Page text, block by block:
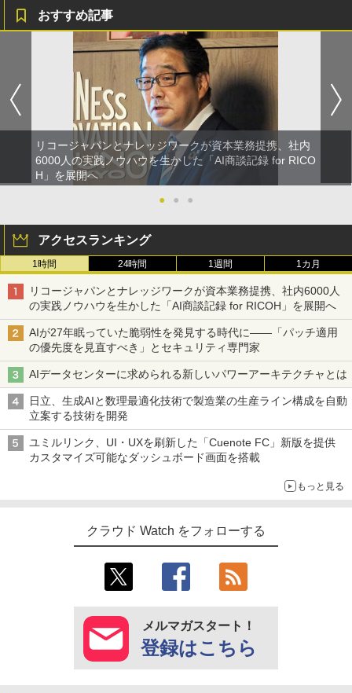
おすすめ記事
リコージャパンとナレッジワークが資本業務提携、社内
6000人の実践ノウハウを生かした「AI商談記録 for RICO
H」を展開へ
●
● ●
アクセスランキング
1時間 24時間 1週間 1カ月
リコージャパンとナレッジワークが資本業務提携、社内6000人
の実践ノウハウを生かした「AI商談記録 for RICOH」を展開へ
AIが27年眠っていた脆弱性を発見する時代に――「パッチ適用
の優先度を見直すべき」とセキュリティ専門家
AIデータセンターに求められる新しいパワーアーキテクチャとは
日立、生成AIと数理最適化技術で製造業の生産ライン構成を自動
立案する技術を開発
ユミルリンク、UI・UXを刷新した「Cuenote FC」新版を提供
カスタマイズ可能なダッシュボード画面を搭載
もっと見る
クラウド Watch をフォローする
メルマガスタート！
登録はこちら